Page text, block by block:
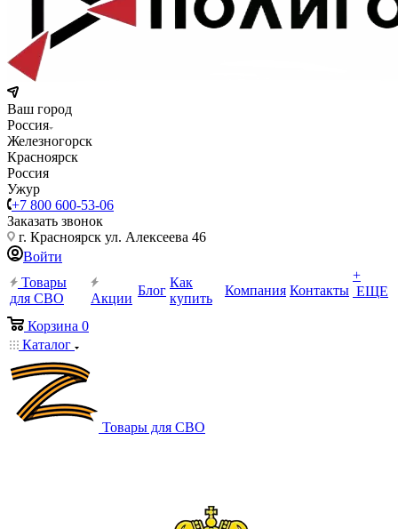
Ваш город
Россия
Железногорск
Красноярск
Россия
Ужур
+7 800 600-53-06
Заказать звонок
г. Красноярск ул. Алексеева 46
Войти
Товары
для СВО
Акции
Блог
Как
купить
Компания Контакты
+
ЕЩЕ
Корзина 0
Каталог
Товары для СВО